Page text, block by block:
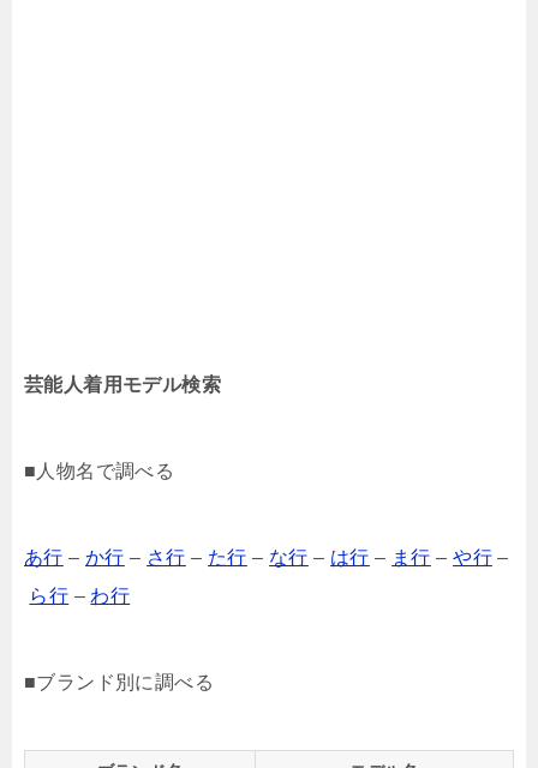
芸能人着用モデル検索
■人物名で調べる
あ行 –か行 – さ行 – た行 – な行 – は行 – ま行 –や行–
ら行 – わ行
■ブランド別に調べる